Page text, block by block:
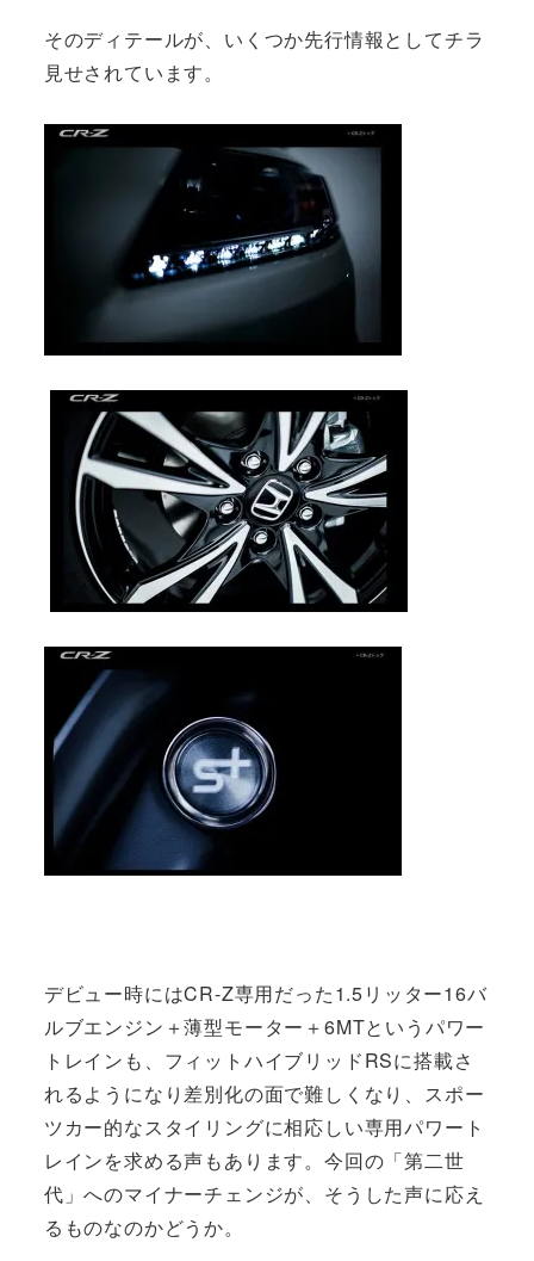
そのディテールが、いくつか先行情報としてチラ
見せされています。
デビュー時にはCR-Z専用だった1.5リッター16バ
ルブエンジン＋薄型モーター＋6MTというパワー
トレインも、フィットハイブリッドRSに搭載さ
れるようになり差別化の面で難しくなり、スポー
ツカー的なスタイリングに相応しい専用パワート
レインを求める声もあります。今回の「第二世
代」へのマイナーチェンジが、そうした声に応え
るものなのかどうか。